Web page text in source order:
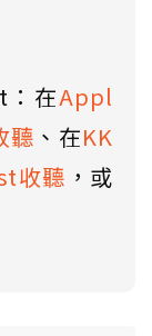
：在Appl
聽 、在KK
收聽 ，或